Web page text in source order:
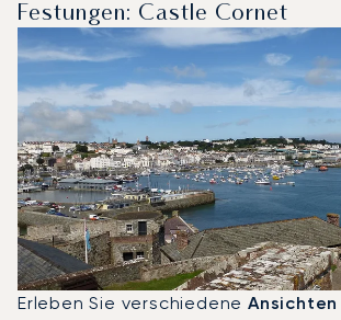
Festungen: Castle Cornet
Erleben Sie verschiedene